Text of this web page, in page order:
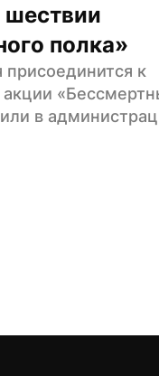
шествии
полка»
присоединится к
акции
в